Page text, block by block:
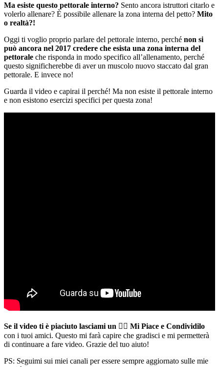
Ma esiste questo pettorale interno? Sento ancora istruttori citarlo e
volerlo allenare? È possibile allenare la zona interna del petto? Mito
o realtà?!
Oggi ti voglio proprio parlare del pettorale interno, perché non si
può ancora nel 2017 credere che esista una zona interna del
pettorale che risponda in modo specifico all’allenamento, perché
questo significherebbe di aver un muscolo nuovo staccato dal gran
pettorale. E invece no!
Guarda il video e capirai il perché! Ma non esiste il pettorale interno
e non esistono esercizi specifici per questa zona!
Se il video ti è piaciuto lasciami un 👍🏻 Mi Piace e Condividilo
con i tuoi amici. Questo mi farà capire che gradisci e mi permetterà
di continuare a fare video. Grazie del tuo aiuto!
PS: Seguimi sui miei canali per essere sempre aggiornato sulle mie